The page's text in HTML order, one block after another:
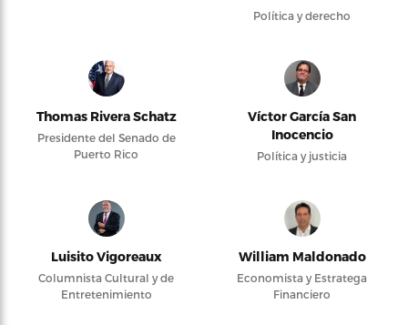
Política y derecho
Thomas Rivera Schatz
Presidente del Senado de
Puerto Rico
Víctor García San
Inocencio
Política y justicia
Luisito Vigoreaux
Columnista Cultural y de
Entretenimiento
William Maldonado
Economista y Estratega
Financiero